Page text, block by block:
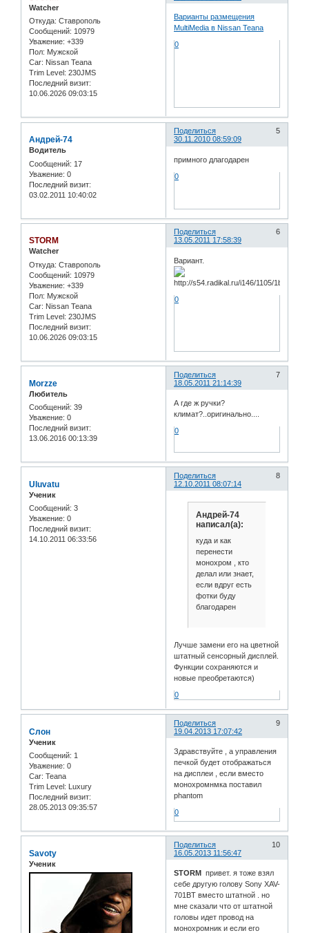
Watcher
Откуда: Ставрополь
Сообщений: 10979
Уважение: +339
Пол: Мужской
Car: Nissan Teana
Trim Level: 230JMS
Последний визит:
10.06.2026 09:03:15
Варианты размещения
MultiMedia в Nissan Teana
0
Поделиться
5
30.11.2010 08:59:09
Андрей-74
Водитель
Сообщений: 17
Уважение: 0
Последний визит:
03.02.2011 10:40:02
примного длагодарен
0
Поделиться
6
13.05.2011 17:58:39
STORM
Watcher
Откуда: Ставрополь
Сообщений: 10979
Уважение: +339
Пол: Мужской
Car: Nissan Teana
Trim Level: 230JMS
Последний визит:
10.06.2026 09:03:15
Вариант.
0
Поделиться
7
18.05.2011 21:14:39
Morzze
Любитель
Сообщений: 39
Уважение: 0
Последний визит:
13.06.2016 00:13:39
А где ж ручки?
климат?..оригинально....
0
Поделиться
8
12.10.2011 08:07:14
Uluvatu
Ученик
Сообщений: 3
Уважение: 0
Последний визит:
14.10.2011 06:33:56
Андрей-74
написал(а):
куда и как
перенести
монохром , кто
делал или знает,
если вдруг есть
фотки буду
благодарен
Лучше замени его на цветной
штатный сенсорный дисплей.
Функции сохраняются и
новые преобретаются)
0
Поделиться
9
19.04.2013 17:07:42
Слон
Ученик
Сообщений: 1
Уважение: 0
Car: Teana
Trim Level: Luxury
Последний визит:
28.05.2013 09:35:57
Здравствуйте , а управления
печкой будет отображаться
на дисплеи , если вместо
монохромнмка поставил
phantom
0
Поделиться
10
16.05.2013 11:56:47
Savoty
Ученик
STORM
привет. я тоже взял
себе другую голову Sony XAV-
701BT вместо штатной . но
мне сказали что от штатной
головы идет провод на
монохромник и если его